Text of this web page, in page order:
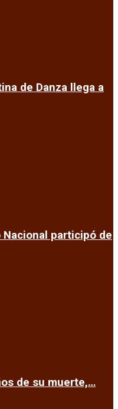
de Danza llega a
participó de
de su muerte,…